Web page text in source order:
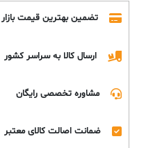
تضمین بهترین قیمت بازار
ارسال کالا به سراسر کشور
مشاوره تخصصی رایگان
ضمانت اصالت کالای معتبر